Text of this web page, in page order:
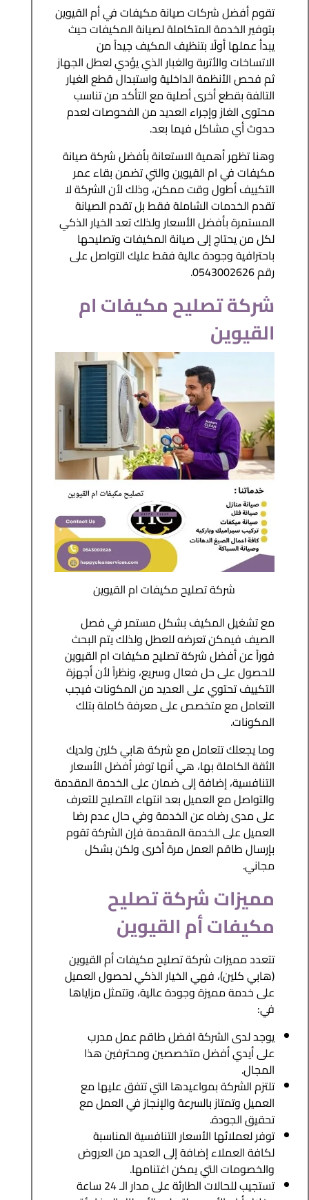
تقوم أفضل شركات صيانة مكيفات في أم القيوين
بتوفير الخدمة المتكاملة لصيانة المكيفات حيث
يبدأ عملها أولًا بتنظيف المكيف جيداً من
الاتساخات والأتربة والغبار الذي يؤدي لعطل الجهاز
ثم فحص الأنظمة الداخلية واستبدال قطع الغيار
التالفة بقطع أخرى أصلية مع التأكد من تناسب
محتوى الغاز وإجراء العديد من الفحوصات لعدم
حدوث أي مشاكل فيما بعد.
وهنا تظهر أهمية الاستعانة بأفضل شركة صيانة
مكيفات في ام القيوين والتي تضمن بقاء عمر
التكييف أطول وقت ممكن، وذلك لأن الشركة لا
تقدم الخدمات الشاملة فقط بل تقدم الصيانة
المستمرة بأفضل الأسعار ولذلك تعد الخيار الذكي
لكل من يحتاج إلى صيانة المكيفات وتصليحها
باحترافية وجودة عالية فقط عليك التواصل على
رقم 0543002626.
شركة تصليح مكيفات ام
القيوين
شركة تصليح مكيفات ام القيوين
مع تشغيل المكيف بشكل مستمر في فصل
الصيف فيمكن تعرضه للعطل ولذلك يتم البحث
فوراً عن أفضل شركة تصليح مكيفات ام القيوين
للحصول على حل فعال وسريع، ونظراً لأن أجهزة
التكييف تحتوي على العديد من المكونات فيجب
التعامل مع متخصص على معرفة كاملة بتلك
المكونات.
وما يجعلك تتعامل مع شركة هابي كلين ولديك
الثقة الكاملة بها، هي أنها توفر أفضل الأسعار
التنافسية، إضافة إلى ضمان على الخدمة المقدمة
والتواصل مع العميل بعد انتهاء التصليح للتعرف
على مدى رضاه عن الخدمة وفي حال عدم رضا
العميل على الخدمة المقدمة فإن الشركة تقوم
بإرسال طاقم العمل مرة أخرى ولكن بشكل
مجاني.
مميزات شركة تصليح
مكيفات أم القيوين
تتعدد مميزات شركة تصليح مكيفات أم القيوين
(هابي كلين)، فهي الخيار الذكي لحصول العميل
على خدمة مميزة وجودة عالية، وتتمثل مزاياها
في:
يوجد لدى الشركة افضل طاقم عمل مدرب
على أيدي أفضل متخصصين ومحترفين هذا
المجال.
تلتزم الشركة بمواعيدها التي تتفق عليها مع
العميل وتمتاز بالسرعة والإنجاز في العمل مع
تحقيق الجودة.
توفر لعملائها الأسعار التنافسية المناسبة
لكافة العملاء إضافة إلى العديد من العروض
والخصومات التي يمكن اغتنامها.
تستجيب للحالات الطارئة على مدار الـ 24 ساعة